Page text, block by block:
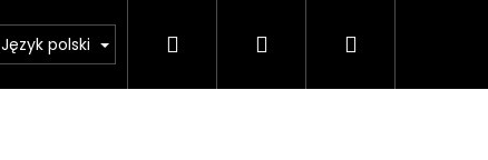
Kalkulator oświetlenia
Język polski Szukaj Zaloguj Koszyk